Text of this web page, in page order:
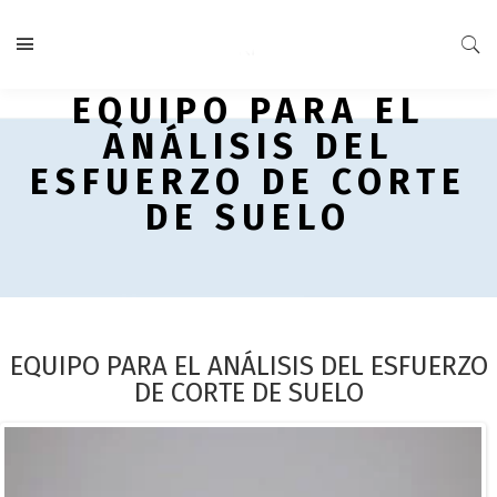
EQUIPO PARA EL
ANÁLISIS DEL
ESFUERZO DE CORTE
DE SUELO
EQUIPO PARA EL ANÁLISIS DEL ESFUERZO
DE CORTE DE SUELO